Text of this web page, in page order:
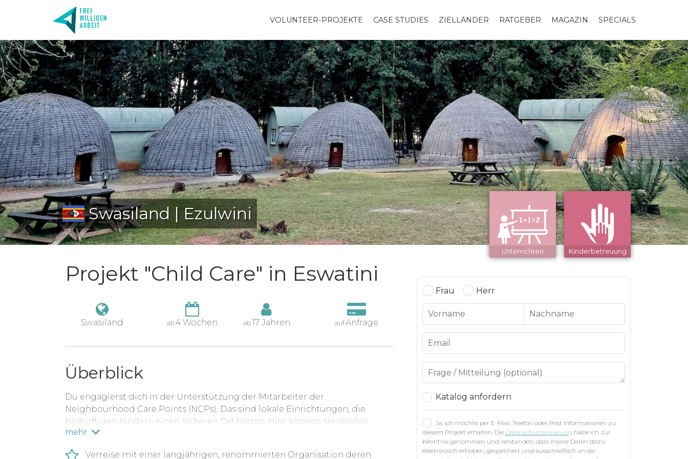
VOLUNTEER-PROJEKTE CASE STUDIES ZIELLÄNDER RATGEBER MAGAZIN SPECIALS
Swasiland | Ezulwini
Kinderbetreuung
Unterrichten
Projekt "Child Care" in Eswatini
Swasiland ab4 Wochen ab17 Jahren aufAnfrage
Überblick
Du engagierst dich in der Unterstützung der Mitarbeiter der
Neighbourhood Care Points (NCPs). Das sind lokale Einrichtungen, die
bedürftigen Kindern einen sicheren Ort bieten. Hier können sie spielen,
lernen und Mahlzeiten erhalten. Die NCPs ermöglichen verwaisten Kindern,
mehr
Verreise mit einer langjährigen, renommierten Organisation deren
Frau Herr
Katalog anfordern
Ja, ich möchte per E-Mail, Telefon oder Post Informationen zu
diesem Projekt erhalten. Die Datenschutzerklärung habe ich zur
Kenntnis genommen und verstanden, dass meine Daten dazu
elektronisch erhoben, gespeichert und ausschließlich an die